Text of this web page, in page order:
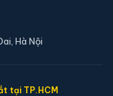
điện tử chính
Hà Nội
tại TP.HCM